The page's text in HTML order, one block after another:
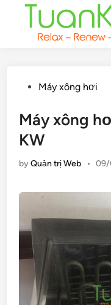
PostedMáy xông hơi
Máy xông
KW
byQuản trị Web • 09/